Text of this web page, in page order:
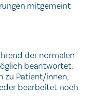
mitgemeint
der normalen
beantwortet.
zu Patient/innen,
bearbeitet noch